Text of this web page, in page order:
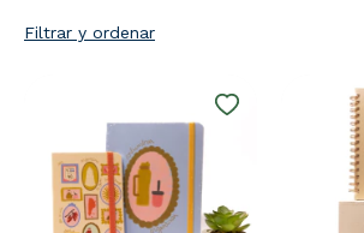
Filtrar y ordenar